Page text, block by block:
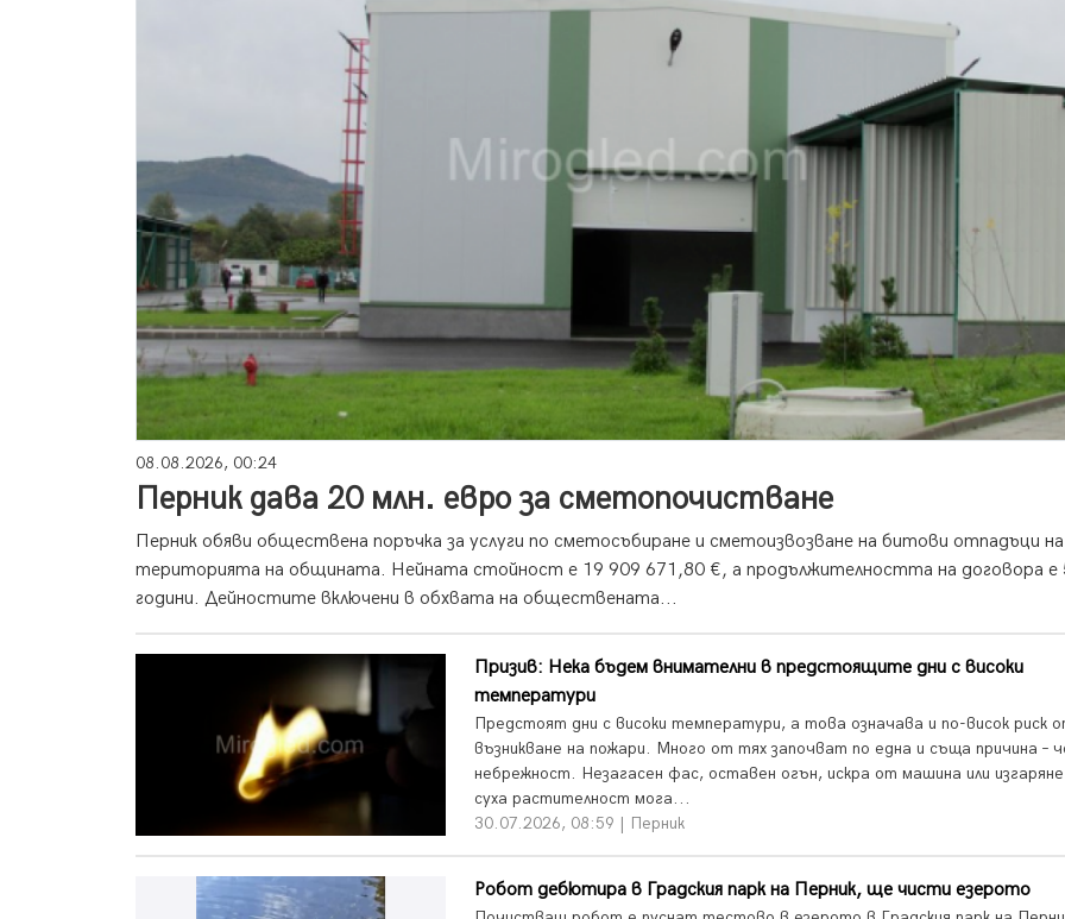
08.08.2026, 00:24
Перник дава 20 млн. евро за сметопочистване
Перник обяви обществена поръчка за услуги по сметосъбиране и сметоизвозване на битови отпадъци на
територията на общината. Нейната стойност е 19 909 671,80 €, а продължителността на договора е
години. Дейностите включени в обхвата на обществената...
Призив: Нека бъдем внимателни в предстоящите дни с високи
температури
Предстоят дни с високи температури, а това означава и по-висок риск
възникване на пожари. Много от тях започват по една и съща причина –
небрежност. Незагасен фас, оставен огън, искра от машина или
суха растителност мога...
30.07.2026, 08:59 | Перник
Робот дебютира в Градския парк на Перник, ще чисти езерото